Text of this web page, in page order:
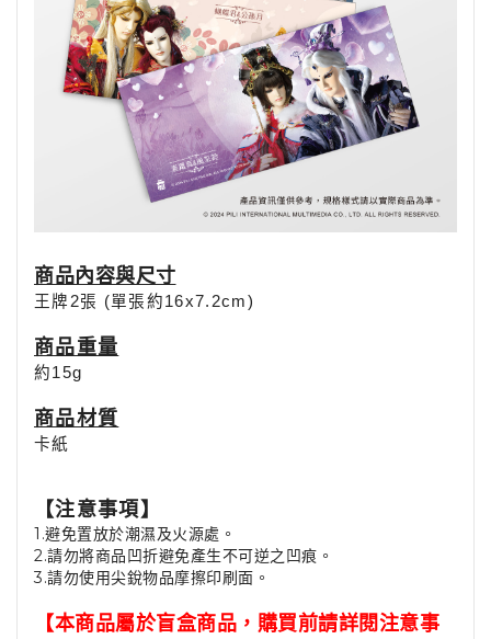
商品內容與尺寸
王牌2張 (單張約16x7.2cm)
商品重量
約15g
商品材質
卡紙
【注意事項】
1.避免置放於潮濕及火源處。
2.請勿將商品凹折避免產生不可逆之凹痕。
3.請勿使用尖銳物品摩擦印刷面。
【本商品屬於盲盒商品，購買前請詳閱注意事